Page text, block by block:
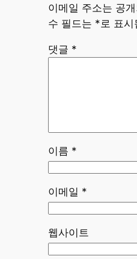
이메일 주소는 공
수 필드는 *로 표시
댓글 *
이름 *
이메일 *
웹사이트